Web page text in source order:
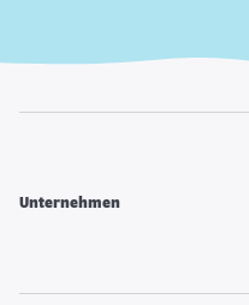
Unternehmen